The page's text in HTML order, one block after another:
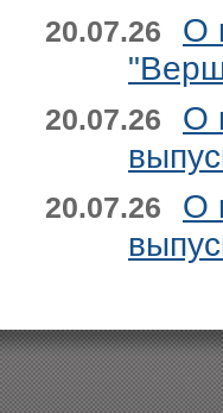
20.07.26
О
20.07.26
О
20.07.26
О